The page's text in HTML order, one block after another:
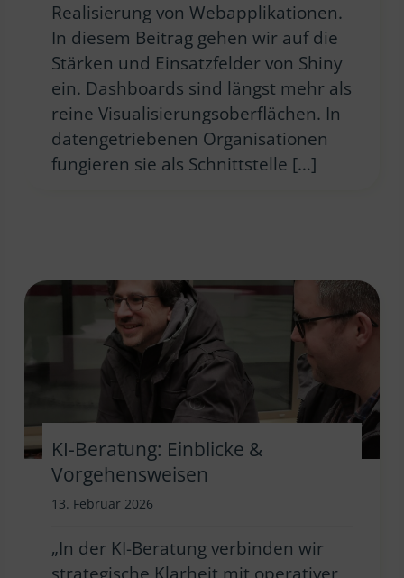
Realisierung von Webapplikationen.
In diesem Beitrag gehen wir auf die
Stärken und Einsatzfelder von Shiny
ein. Dashboards sind längst mehr als
reine Visualisierungsoberflächen. In
datengetriebenen Organisationen
fungieren sie als Schnittstelle […]
KI-Beratung: Einblicke &
Vorgehensweisen
13. Februar 2026
„In der KI-Beratung verbinden wir
strategische Klarheit mit operativer